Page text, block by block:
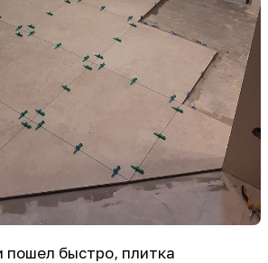
пошел быстро, плитка